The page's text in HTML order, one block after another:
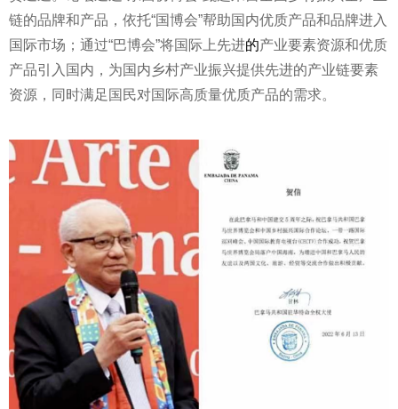
链的品牌和产品，依托“国博会”帮助国内优质产品和品牌进入
国际市场；通过“巴博会”将国际上先进的产业要素资源和优质
产品引入国内，为国内乡村产业振兴提供先进的产业链要素
资源，同时满足国民对国际高质量优质产品的需求。